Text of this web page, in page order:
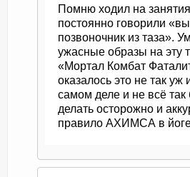
Помню ходил на
постоянно говорили
позвоночник из таза».
ужасные образы на эту
«Мортал Комбат
оказалось это не так уж
самом деле и не всё так
делать осторожно и
правило АХИМСА в